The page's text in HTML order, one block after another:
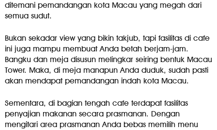
ditemani pemandangan kota Macau yang megah dari
semua sudut.
Bukan sekadar view yang bikin takjub, tapi fasilitas di cafe
ini juga mampu membuat Anda betah berjam-jam.
Bangku dan meja disusun melingkar seiring bentuk Macau
Tower. Maka, di meja manapun Anda duduk, sudah pasti
akan mendapat pemandangan indah kota Macau.
Sementara, di bagian tengah cafe terdapat fasilitas
penyajian makanan secara prasmanan. Dengan
mengitari area prasmanan Anda bebas memilih menu